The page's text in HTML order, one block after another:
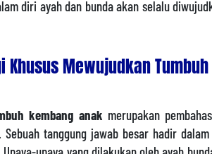
diri ayah dan bunda akan selalu
Khusus Mewujudkan
kembang anak merupakan
Sebuah tanggung jawab besar hadir